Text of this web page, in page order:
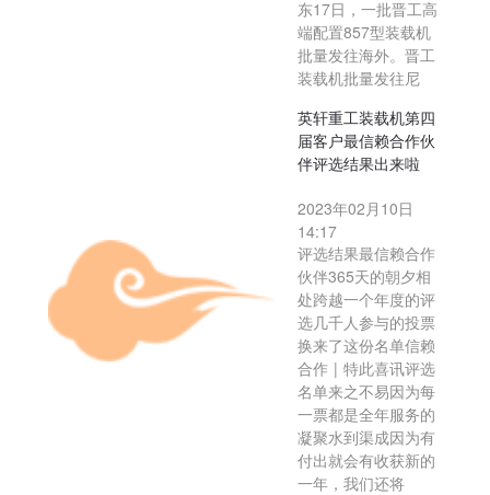
东17日，一批晋工高
端配置857型装载机
批量发往海外。晋工
装载机批量发往尼
英轩重工装载机第四
届客户最信赖合作伙
伴评选结果出来啦
2023年02月10日
14:17
评选结果最信赖合作
伙伴365天的朝夕相
处跨越一个年度的评
选几千人参与的投票
换来了这份名单信赖
合作 | 特此喜讯评选
名单来之不易因为每
一票都是全年服务的
凝聚水到渠成因为有
付出就会有收获新的
一年，我们还将